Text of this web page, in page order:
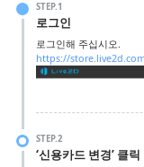
은 다른 버전에서 열
Cubism Editor가 원
AI가 사용된 콘텐츠
macOS 10.15
요
라이선스 키를 모르
Cubism 2.1 모델이
있습니까?
해지하고 싶어요(갱
STEP.1
로그인
로그인해 주십시오.
https://
STEP.2
‘신용카드 변경’ 클릭